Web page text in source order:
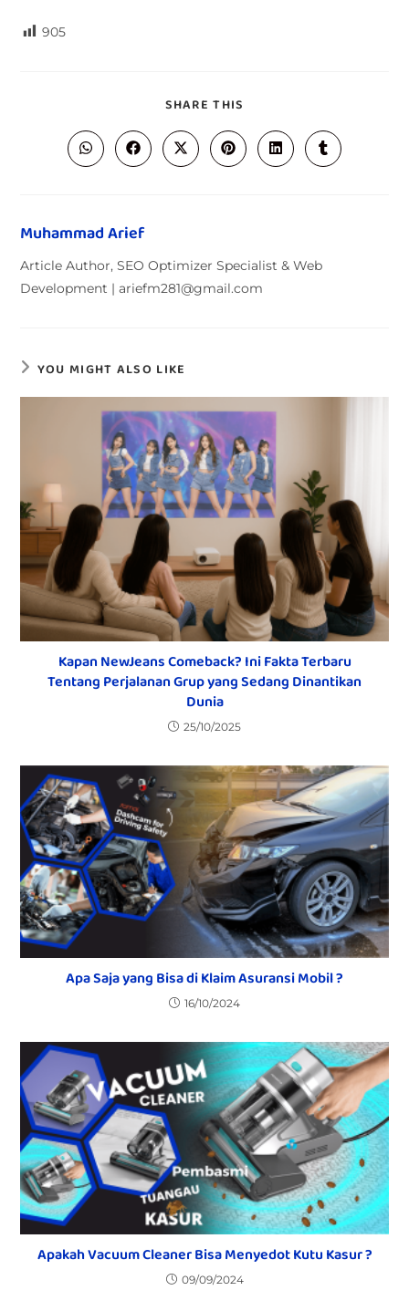
905
SHARE THIS
Muhammad Arief
Article Author, SEO Optimizer Specialist & Web
Development | ariefm281@gmail.com
YOU MIGHT ALSO LIKE
Kapan NewJeans Comeback? Ini Fakta Terbaru
Tentang Perjalanan Grup yang Sedang Dinantikan
Dunia
25/10/2025
Apa Saja yang Bisa di Klaim Asuransi Mobil ?
16/10/2024
Apakah Vacuum Cleaner Bisa Menyedot Kutu Kasur ?
09/09/2024